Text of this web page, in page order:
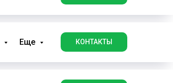
Еще КОНТАКТЫ